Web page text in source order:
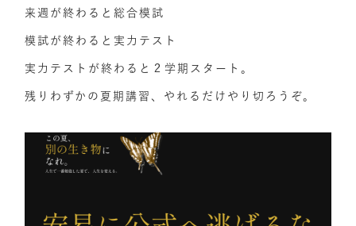
来週が終わると総合模試
模試が終わると実力テスト
実力テストが終わると２学期スタート。
残りわずかの夏期講習、やれるだけやり切ろうぞ。